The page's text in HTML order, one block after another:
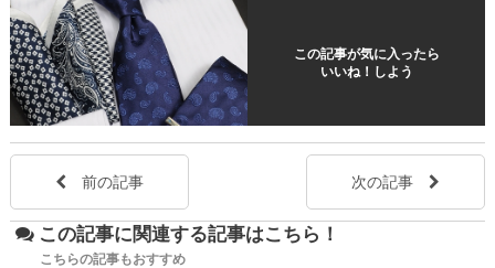
この記事が気に入ったら
いいね！しよう
前の記事 次の記事
この記事に関連する記事はこちら！
こちらの記事もおすすめ